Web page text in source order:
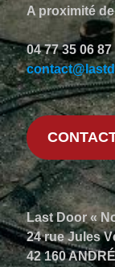
A proximité
04 77 35 06 87
Last Door «
24 rue Jules
42 160